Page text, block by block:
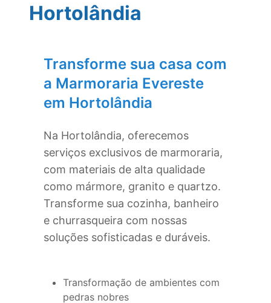
Hortolândia
Transforme sua casa com
a Marmoraria Evereste
em Hortolândia
Na Hortolândia, oferecemos
serviços exclusivos de marmoraria,
com materiais de alta qualidade
como mármore, granito e quartzo.
Transforme sua cozinha, banheiro
e churrasqueira com nossas
soluções sofisticadas e duráveis.
Transformação de ambientes com
pedras nobres